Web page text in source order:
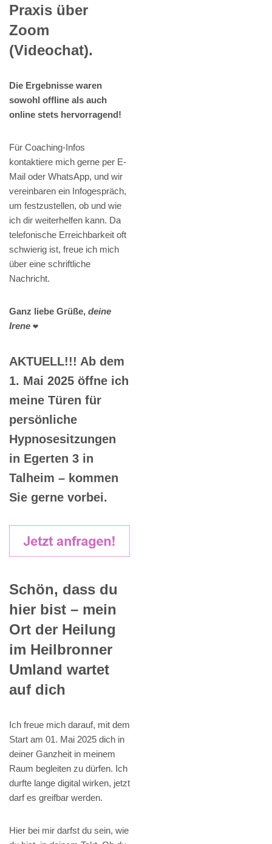
Praxis über
Zoom
(Videochat).
Die Ergebnisse waren
sowohl offline als auch
online stets hervorragend!
Für Coaching-Infos
kontaktiere mich gerne per E-
Mail oder WhatsApp, und wir
vereinbaren ein Infogespräch,
um festzustellen, ob und wie
ich dir weiterhelfen kann. Da
telefonische Erreichbarkeit oft
schwierig ist, freue ich mich
über eine schriftliche
Nachricht.
Ganz liebe Grüße, deine
Irene ❤️
AKTUELL!!! Ab dem
1. Mai 2025 öffne ich
meine Türen für
persönliche
Hypnosesitzungen
in Egerten 3 in
Talheim – kommen
Sie gerne vorbei.
Schön, dass du
hier bist – mein
Ort der Heilung
im Heilbronner
Umland wartet
auf dich
Ich freue mich darauf, mit dem
Start am 01. Mai 2025 dich in
deiner Ganzheit in meinem
Raum begleiten zu dürfen. Ich
durfte lange digital wirken, jetzt
darf es greifbar werden.
Hier bei mir darfst du sein, wie